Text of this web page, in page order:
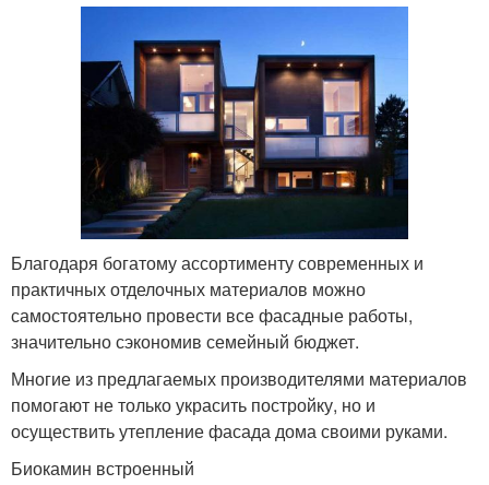
Благодаря богатому ассортименту современных и
практичных отделочных материалов можно
самостоятельно провести все фасадные работы,
значительно сэкономив семейный бюджет.
Многие из предлагаемых производителями материалов
помогают не только украсить постройку, но и
осуществить утепление фасада дома своими руками.
Биокамин встроенный